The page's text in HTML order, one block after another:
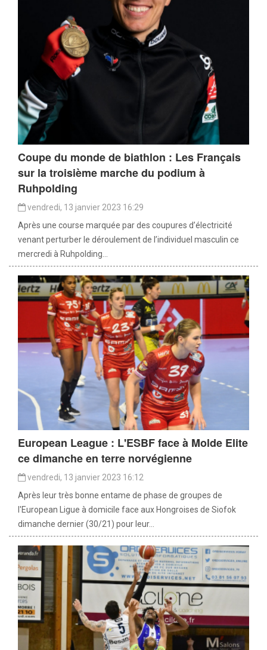
Coupe du monde de biathlon : Les Français
sur la troisième marche du podium à
Ruhpolding
vendredi, 13 janvier 2023 16:29
Après une course marquée par des coupures d’électricité
venant perturber le déroulement de l’individuel masculin ce
mercredi à Ruhpolding...
European League : L'ESBF face à Molde Elite
ce dimanche en terre norvégienne
vendredi, 13 janvier 2023 16:12
Après leur très bonne entame de phase de groupes de
l'European Ligue à domicile face aux Hongroises de Siofok
dimanche dernier (30/21) pour leur...